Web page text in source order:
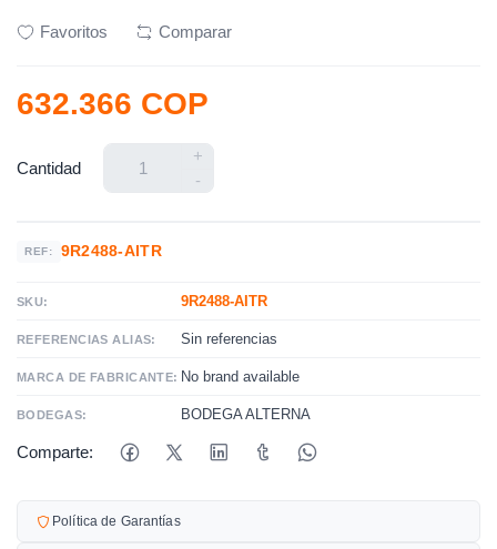
Favoritos Comparar
632.366 COP
Cantidad
+
-
REF: 9R2488-AITR
SKU: 9R2488-AITR
REFERENCIAS ALIAS: Sin referencias
MARCA DE FABRICANTE: No brand available
BODEGAS: BODEGA ALTERNA
Comparte:
Política de Garantías